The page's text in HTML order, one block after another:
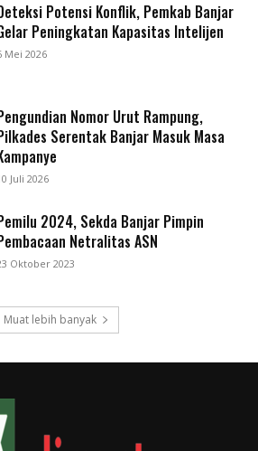
Potensi Konflik, Pemkab Banjar
Peningkatan Kapasitas Intelijen
Mei 2026
Nomor Urut Rampung,
Serentak Banjar Masuk Masa
Juli 2026
2024, Sekda Banjar Pimpin
Netralitas ASN
Oktober 2023
Muat lebih banyak